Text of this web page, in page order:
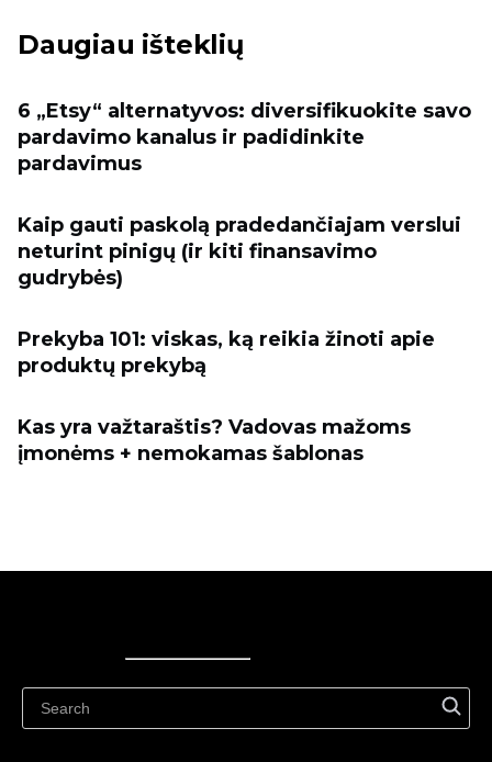
Daugiau išteklių
6 „Etsy“ alternatyvos: diversifikuokite savo
pardavimo kanalus ir padidinkite
pardavimus
Kaip gauti paskolą pradedančiajam verslui
neturint pinigų (ir kiti finansavimo
gudrybės)
Prekyba 101: viskas, ką reikia žinoti apie
produktų prekybą
Kas yra važtaraštis? Vadovas mažoms
įmonėms + nemokamas šablonas